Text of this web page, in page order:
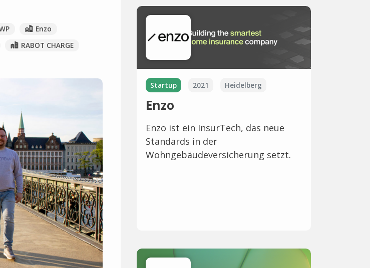
Enzo
RABOT CHARGE
Startup 2021 Heidelberg
Enzo
Enzo ist ein InsurTech, das neue
Standards in der
Wohngebäudeversicherung setzt.